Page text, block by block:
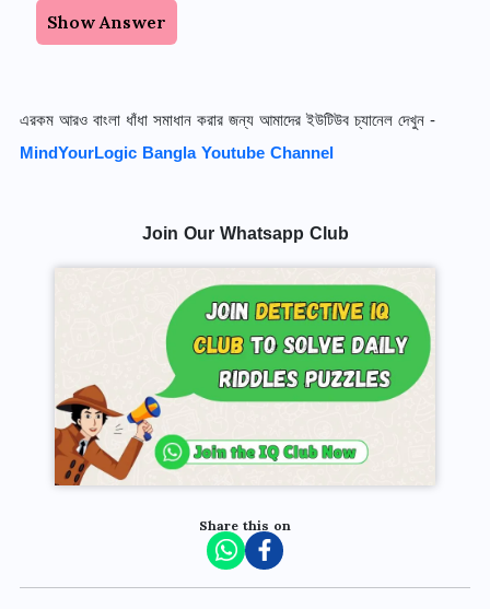
Show Answer
এরকম আরও বাংলা ধাঁধা সমাধান করার জন্য আমাদের ইউটিউব চ্যানেল দেখুন -
MindYourLogic Bangla Youtube Channel
Join Our Whatsapp Club
Share this on